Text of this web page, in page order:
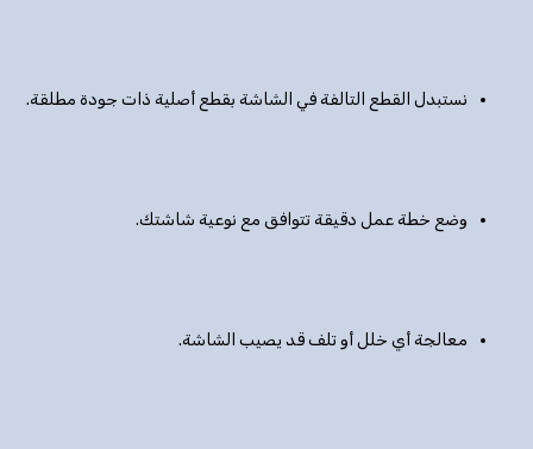
نستبدل القطع التالفة في الشاشة بقطع أصلية ذات جودة مطلقة.
وضع خطة عمل دقيقة تتوافق مع نوعية شاشتك.
معالجة أي خلل أو تلف قد يصيب الشاشة.